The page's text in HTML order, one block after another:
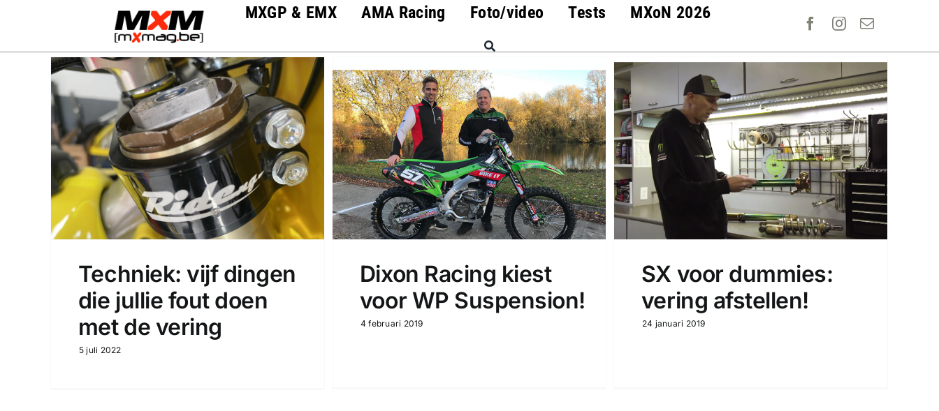
MXGP & EMX AMA Racing Foto/video Tests MXoN 2026
Techniek: vijf dingen
die jullie fout doen
met de vering
5 juli 2022
Dixon Racing kiest
voor WP Suspension!
4 februari 2019
SX voor dummies:
vering afstellen!
24 januari 2019